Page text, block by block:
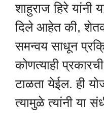
शाहुराज हिरे यांनी
दिले आहेत की,
समन्वय साधून
कोणत्याही
टाळता येईल. ही
त्यामुळे त्यांनी या